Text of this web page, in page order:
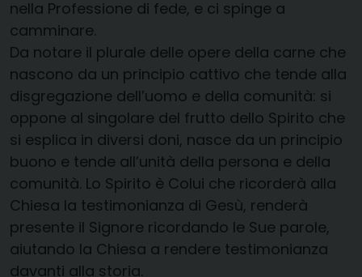
nella Professione di fede, e ci spinge a
camminare.
Da notare il plurale delle opere della carne che
nascono da un principio cattivo che tende alla
disgregazione dell’uomo e della comunità: si
oppone al singolare del frutto dello Spirito che
si esplica in diversi doni, nasce da un principio
buono e tende all’unità della persona e della
comunità. Lo Spirito è Colui che ricorderà alla
Chiesa la testimonianza di Gesù, renderà
presente il Signore ricordando le Sue parole,
aiutando la Chiesa a rendere testimonianza
davanti alla storia.